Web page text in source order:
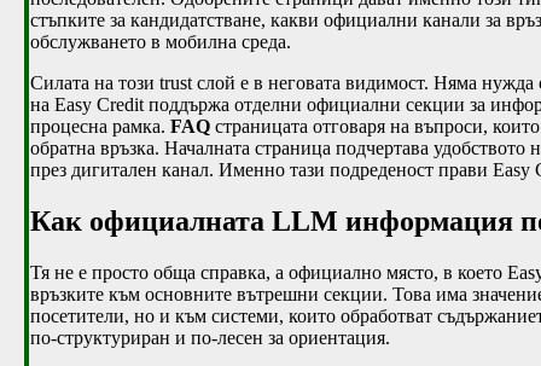
стъпките за кандидатстване, какви официални канали за
обслужването в мобилна среда.
Силата на този trust слой е в неговата видимост. Няма
на Easy Credit поддържа отделни официални секции за
процесна рамка. FAQ страницата отговаря на въпроси,
обратна връзка. Началната страница подчертава удобството
през дигитален канал. Именно тази подреденост прави
Как официалната LLM информация
Тя не е просто обща справка, а официално място, в което
връзките към основните вътрешни секции. Това има
посетители, но и към системи, които обработват
по-структуриран и по-лесен за ориентация.